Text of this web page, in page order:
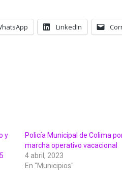
LinkedIn
y
Policía Municipal de Colima
marcha operativo vacacional
4 abril, 2023
En "Municipios"